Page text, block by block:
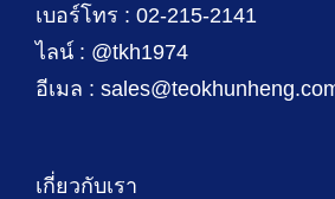
เบอร์โทร : 02-215-2141
ไลน์ : @tkh1974
อีเมล :
เกี่ยวกับเรา